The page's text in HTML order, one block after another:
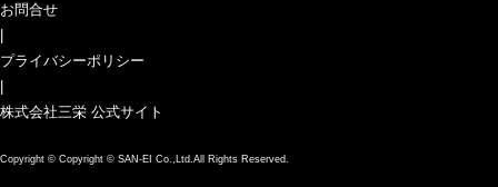
お問合せ
プライバシーポリシー
株式会社三栄 公式サイト
Copyright © Copyright © SAN-EI Co.,Ltd.All Rights Reserved.